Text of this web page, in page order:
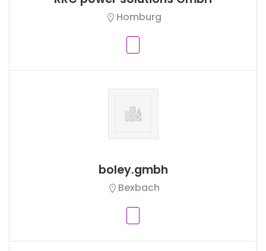
Homburg
boley.gmbh
Bexbach